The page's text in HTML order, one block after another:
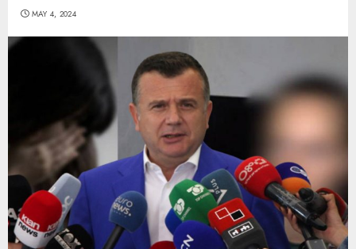
MAY 4, 2024